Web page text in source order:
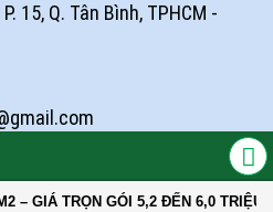
15, Q. Tân Bình, TPHCM -
GÓI 5,2 ĐẾN 6,0 TRIỆU Đ/M2